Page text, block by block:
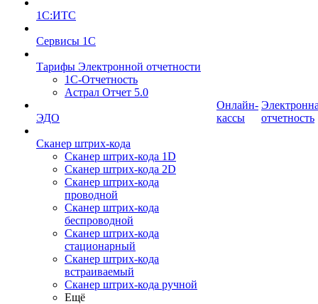
1С:ИТС
Сервисы 1С
Тарифы Электронной отчетности
1С-Отчетность
Астрал Отчет 5.0
ЭДО
Сканер штрих-кода
Сканер штрих-кода 1D
Сканер штрих-кода 2D
Сканер штрих-кода
проводной
Сканер штрих-кода
беспроводной
Сканер штрих-кода
стационарный
Сканер штрих-кода
встраиваемый
Сканер штрих-кода ручной
Ещё
Онлайн-
кассы
отчетность